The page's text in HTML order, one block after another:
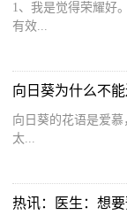
1、我是觉得荣耀好
有效...
向日葵为什么不
向日葵的花语是爱
太...
热讯：医生：想